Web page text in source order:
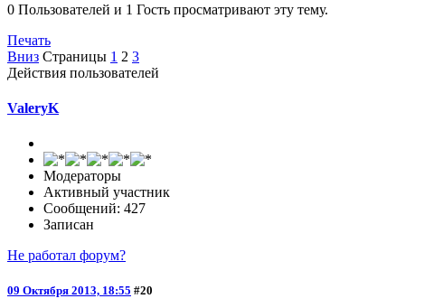
0 Пользователей и 1 Гость просматривают эту тему.
Печать
Вниз Страницы 1 2 3
Действия пользователей
ValeryK
Модераторы
Активный участник
Сообщений: 427
Записан
Не работал форум?
09 Октября 2013, 18:55 #20